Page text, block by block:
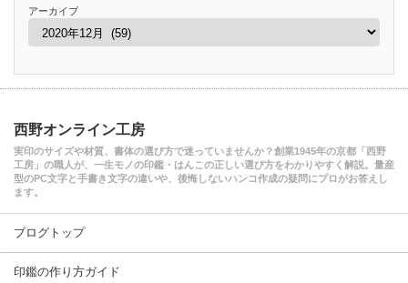
アーカイブ
西野オンライン工房
実印のサイズや材質、書体の選び方で迷っていませんか？創業1945年の京都「西野
工房」の職人が、一生モノの印鑑・はんこの正しい選び方をわかりやすく解説。量産
型のPC文字と手書き文字の違いや、後悔しないハンコ作成の疑問にプロがお答えし
ます。
ブログトップ
印鑑の作り方ガイド